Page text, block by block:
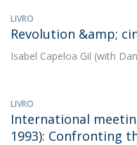
LIVRO
Revolution &amp;
Isabel Capeloa Gil (with
LIVRO
International
1993): Confronting